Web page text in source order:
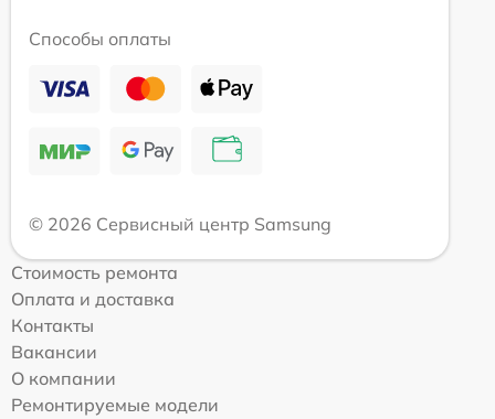
Способы оплаты
© 2026 Сервисный центр Samsung
Стоимость ремонта
Оплата и доставка
Контакты
Вакансии
О компании
Ремонтируемые модели